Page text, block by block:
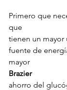
Primero que
que
tienen un mayor
fuente de
Brazier
ahorro del